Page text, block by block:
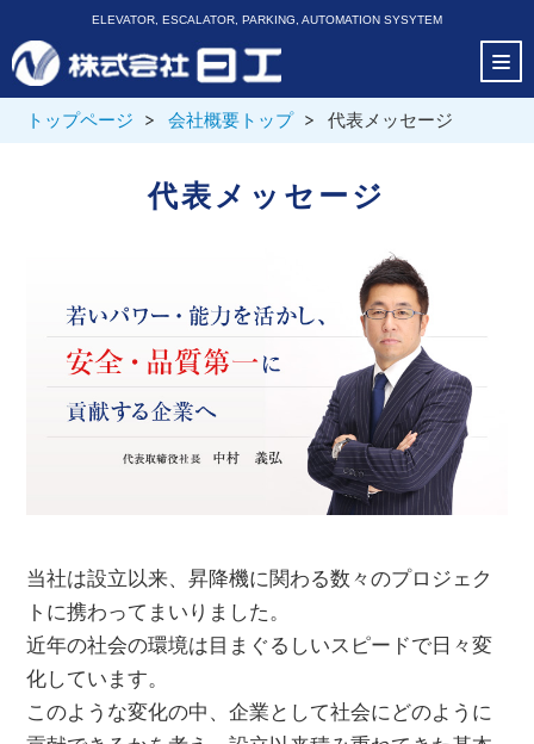
ELEVATOR, ESCALATOR, PARKING, AUTOMATION SYSYTEM
トップページ 会社概要トップ 代表メッセージ
代表メッセージ
当社は設立以来、昇降機に関わる数々のプロジェク
トに携わってまいりました。
近年の社会の環境は目まぐるしいスピードで日々変
化しています。
このような変化の中、企業として社会にどのように